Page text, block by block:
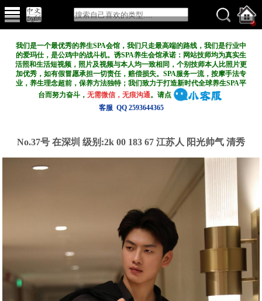
我们是一个最优秀的养生SPA会馆，我们只走最高端的路线，我们是行业中
的爱玛仕，是公鸡中的战斗机。诱SPA养生会馆承诺：网站技师均为真实生
活照和生活短视频，照片及视频与本人均一致相同，个别技师本人比照片更
加优秀，如有假冒愿承担一切责任，赔偿损失。SPA服务一流，按摩手法专
业，养生理念超前，保养方法独特；我们致力于打造新时代全球养生SPA平
台而努力奋斗，无需微信，无痕沟通。请点
客服 QQ 2593644365
No.37号 在深圳 级别:2k 00 183 67 江苏人 阳光帅气 清秀